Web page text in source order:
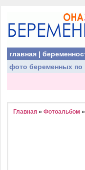
главная |
фото беременных по
Главная » Фотоальбом »